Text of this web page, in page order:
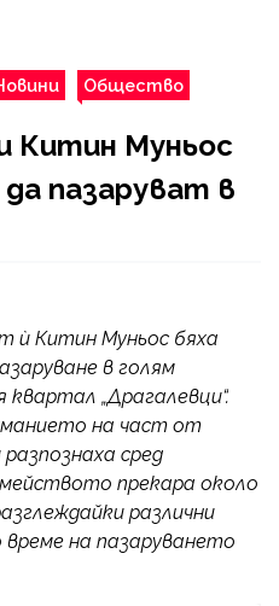
Общество
Китин Муньос
да пазаруват в
ѝ Китин Муньос бяха
в голям
„Драгалевци“.
на част от
сред
прекара около
различни
на пазаруването